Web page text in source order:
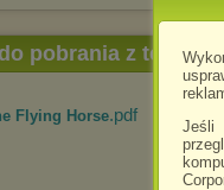
Jeśli
pobrania z tego
Flying Horse.pdf